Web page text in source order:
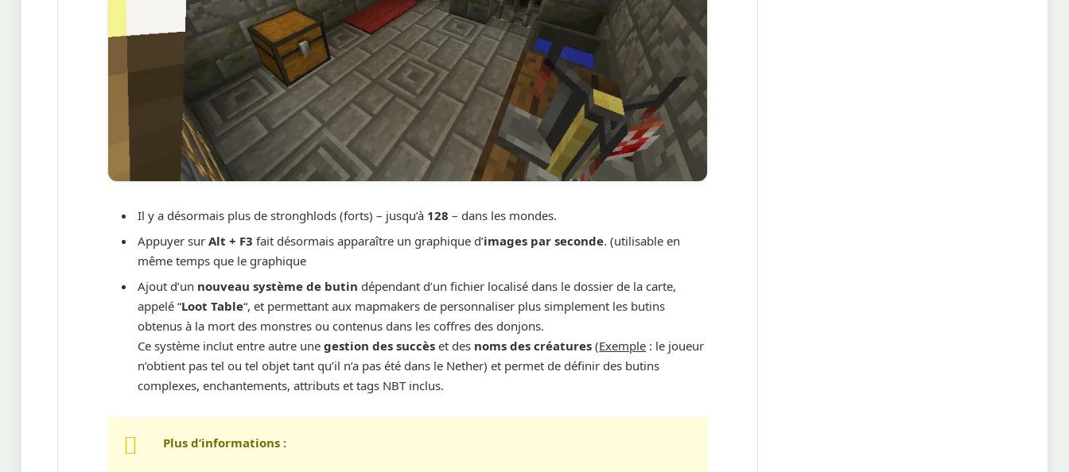
Il y a désormais plus de stronghlods (forts) – jusqu’à 128 – dans les mondes.
Appuyer surAlt + F3 fait désormais apparaître un graphique d’images par seconde. (utilisable en
même temps que le graphique
Ajout d’un nouveau système de butin dépendant d’un fichier localisé dans le dossier de la carte,
appelé “Loot Table“, et permettant aux mapmakers de personnaliser plus simplement les butins
obtenus à la mort des monstres ou contenus dans les coffres des donjons.
Ce système inclut entre autre unegestion des succès et des noms des créatures (Exemple : le joueur
n’obtient pas tel ou tel objet tant qu’il n’a pas été dans le Nether) et permet de définir des butins
complexes, enchantements, attributs et tags NBT inclus.
Plus d’informations :